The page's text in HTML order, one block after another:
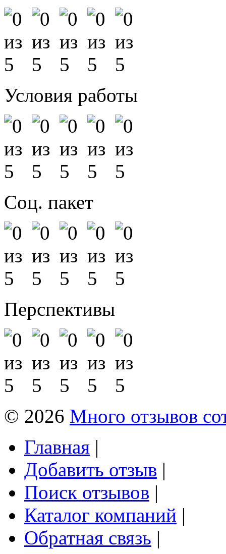
Условия работы
Соц. пакет
Перспективы
© 2026 Много отзывов
Главная |
Добавить отзыв |
Поиск отзывов |
Каталог компаний |
Обратная связь |